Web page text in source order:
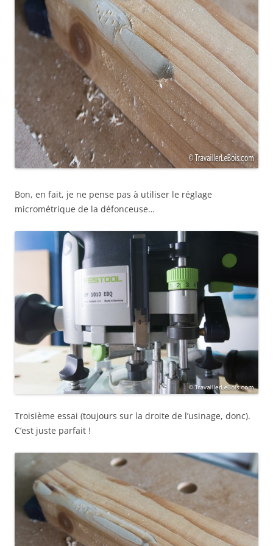
Bon, en fait, je ne pense pas à utiliser le réglage
micrométrique de la défonceuse…
Troisième essai (toujours sur la droite de l’usinage, donc).
C’est juste parfait !